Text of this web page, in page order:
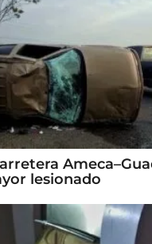
lesionado